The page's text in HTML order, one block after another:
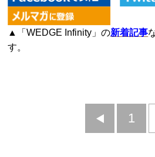
▲「WEDGE Infinity」の新着記事
す。
前
1